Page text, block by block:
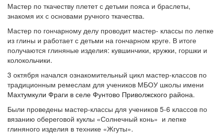
Мастер по ткачеству плетет с детьми пояса и браслеты,
знакомя их с основами ручного ткачества.
Мастер по гончарному делу проводит мастер- классы по лепке
из глины и работает с детьми на гончарном круге. В итоге
получаются глиняные изделия: кувшинчики, кружки, горшки и
колокольчики.
3 октября начался ознакомительный цикл мастер-классов по
традиционным ремеслам для учеников МБОУ школы имени
Махтумкули Фраги в селе Фунтово Приволжского района.
Были проведены мастер-классы для учеников 5-6 классов по
вязанию обереговой куклы «Солнечный конь» и лепке
глиняного изделия в технике «Жгуты».